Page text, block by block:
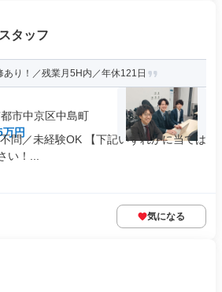
タッフ
り！／残業月5H内／年休121日
市中京区中島町
円
問／未経験OK 【下記いずれかに当ては
い！...
気になる